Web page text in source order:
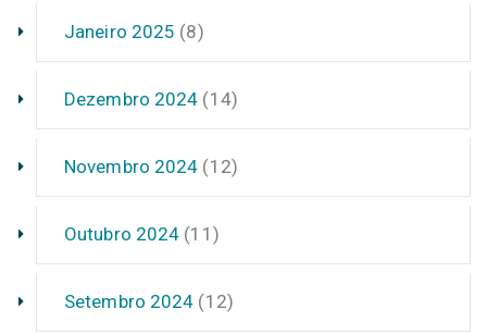
Janeiro 2025 (8)
Dezembro 2024 (14)
Novembro 2024 (12)
Outubro 2024 (11)
Setembro 2024 (12)